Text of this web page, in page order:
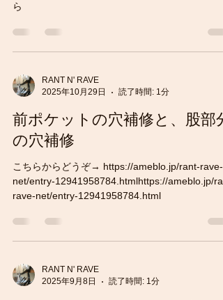
ら
RANT N' RAVE
2025年10月29日
読了時間: 1分
前ポケットの穴補修と、股部分
の穴補修
こちらからどうぞ→ https://ameblo.jp/rant-rave-
net/entry-12941958784.htmlhttps://ameblo.jp/
rave-net/entry-12941958784.html
RANT N' RAVE
2025年9月8日
読了時間: 1分